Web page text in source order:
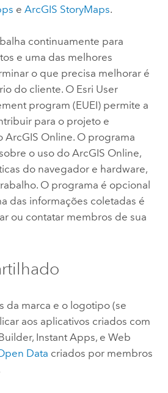
e ArcGIS StoryMaps.
continuamente para
e uma das melhores
o que precisa melhorar é
do cliente. O Esri User
program (EUEI) permite a
para o projeto e
ArcGIS Online. O programa
o uso do ArcGIS Online,
do navegador e hardware,
O programa é opcional
das informações coletadas é
ou contatar membros de sua
da marca e o logotipo (se
aos aplicativos criados com
, Instant Apps, e Web
Data criados por membros